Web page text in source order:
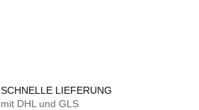
SCHNELLE LIEFERUNG
mit DHL und GLS